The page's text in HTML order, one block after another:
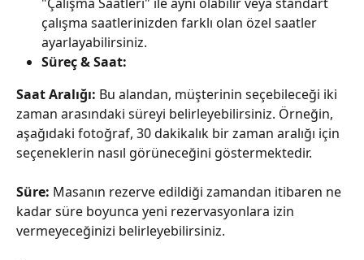
çalışma saatlerinizden farklı olan özel saatler
ayarlayabilirsiniz.
Süreç & Saat:
Saat Aralığı: Bu alandan, müşterinin seçebileceği iki
zaman arasındaki süreyi belirleyebilirsiniz. Örneğin,
aşağıdaki fotoğraf, 30 dakikalık bir zaman aralığı için
seçeneklerin nasıl görüneceğini göstermektedir.
Süre: Masanın rezerve edildiği zamandan itibaren ne
kadar süre boyunca yeni rezervasyonlara izin
vermeyeceğinizi belirleyebilirsiniz.